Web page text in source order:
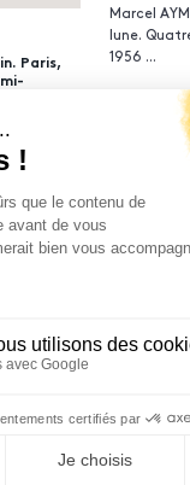
Paris,
(Reli...
Marcel
lune.
1956 ...
300 /
In-4,